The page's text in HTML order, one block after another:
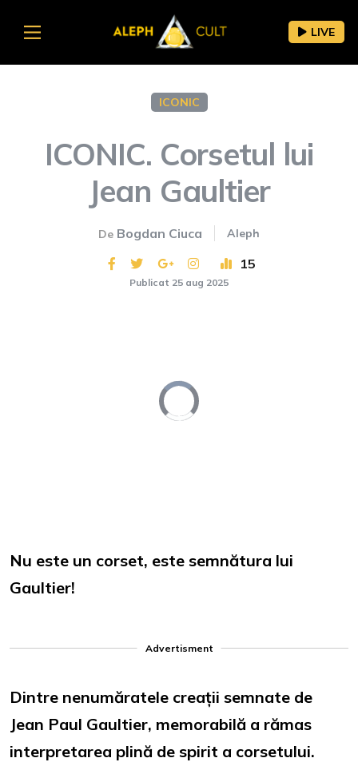
LIVE
ICONIC
ICONIC. Corsetul lui
Jean Gaultier
De Bogdan Ciuca Aleph
15
Publicat 25 aug 2025
Video
Player
is
loading.
Nu este un corset, este semnătura lui
Gaultier!
Advertisment
Dintre nenumăratele creații semnate de
Jean Paul Gaultier, memorabilă a rămas
interpretarea plină de spirit a corsetului.